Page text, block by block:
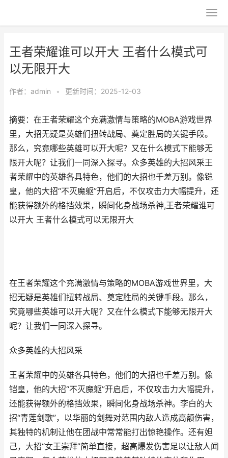
王者荣耀谁可以开大 王者什么模式可
以无限开大
作者： admin • 更新时间：2025-12-03
摘要：在王者荣耀这个充满激情与策略的MOBA游戏世界
里，大招无疑是英雄们扭转战局、奠定胜局的关键手段。
那么，究竟哪些英雄可以开大呢？又在什么模式下能够无
限开大呢？让我们一同深入探寻。众多英雄的大招风采王
者荣耀中的英雄各具特色，他们的大招也千差万别。像铠
皇，他的大招“不灭魔躯”开启后，不仅攻击力大幅提升，还
能获得额外的格挡效果，瞬间化身战场杀神,王者荣耀谁可
以开大 王者什么模式可以无限开大
在王者荣耀这个充满激情与策略的MOBA游戏世界里，大
招无疑是英雄们扭转战局、奠定胜局的关键手段。那么，
究竟哪些英雄可以开大呢？又在什么模式下能够无限开大
呢？让我们一同深入探寻。
众多英雄的大招风采
王者荣耀中的英雄各具特色，他们的大招也千差万别。像
铠皇，他的大招“不灭魔躯”开启后，不仅攻击力大幅提升，
还能获得额外的格挡效果，瞬间化身战场杀神。李白的大
招“青莲剑歌”，以华丽的剑舞对范围内敌人造成高额伤害，
其独特的机制让他在团战中常常能打出惊艳操作。还有妲
己，大招“女王崇拜”简单直接，超高爆发伤害足以让敌人闻